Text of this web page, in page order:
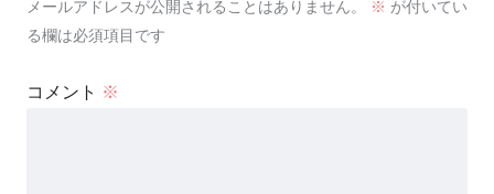
メールアドレスが公開されることはありません。 ※ が付いてい
る欄は必須項目です
コメント ※